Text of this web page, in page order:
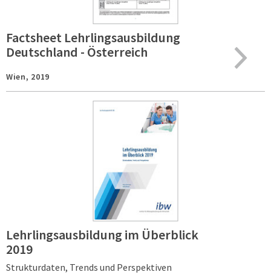
Factsheet Lehrlingsausbildung
Deutschland - Österreich
Wien, 2019
Lehrlingsausbildung im Überblick
2019
Strukturdaten, Trends und Perspektiven